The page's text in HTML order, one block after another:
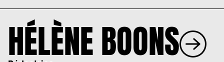
HÉLÈNE BOONS